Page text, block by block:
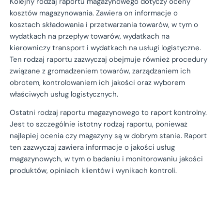
kosztów magazynowania. Zawiera on informacje o
kosztach składowania i przetwarzania towarów, w tym o
wydatkach na przepływ towarów, wydatkach na
kierowniczy transport i wydatkach na usługi logistyczne.
Ten rodzaj raportu zazwyczaj obejmuje również procedury
związane z gromadzeniem towarów, zarządzaniem ich
obrotem, kontrolowaniem ich jakości oraz wyborem
właściwych usług logistycznych.
Ostatni rodzaj raportu magazynowego to raport kontrolny.
Jest to szczególnie istotny rodzaj raportu, ponieważ
najlepiej ocenia czy magazyny są w dobrym stanie. Raport
ten zazwyczaj zawiera informacje o jakości usług
magazynowych, w tym o badaniu i monitorowaniu jakości
produktów, opiniach klientów i wynikach kontroli.